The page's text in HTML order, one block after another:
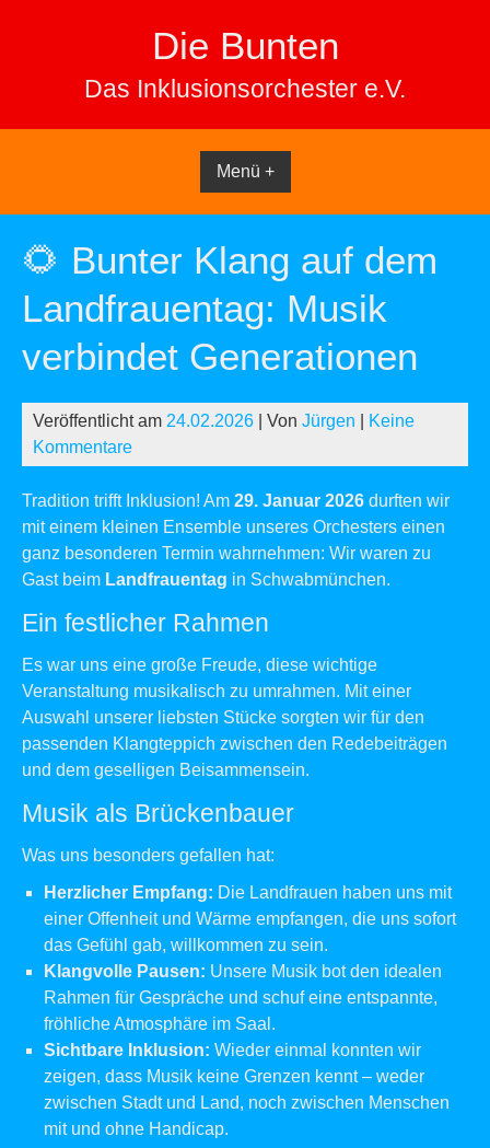
Die Bunten
Das Inklusionsorchester e.V.
Menü +
🌻 Bunter Klang auf dem
Landfrauentag: Musik
verbindet Generationen
Veröffentlicht am 24.02.2026 | Von Jürgen
Keine
Kommentare
Tradition trifft Inklusion! Am 29. Januar 2026 durften wir
mit einem kleinen Ensemble unseres Orchesters einen
ganz besonderen Termin wahrnehmen: Wir waren zu
Gast beim Landfrauentag in Schwabmünchen.
Ein festlicher Rahmen
Es war uns eine große Freude, diese wichtige
Veranstaltung musikalisch zu umrahmen. Mit einer
Auswahl unserer liebsten Stücke sorgten wir für den
passenden Klangteppich zwischen den Redebeiträgen
und dem geselligen Beisammensein.
Musik als Brückenbauer
Was uns besonders gefallen hat:
Herzlicher Empfang: Die Landfrauen haben uns mit
einer Offenheit und Wärme empfangen, die uns sofort
das Gefühl gab, willkommen zu sein.
Klangvolle Pausen: Unsere Musik bot den idealen
Rahmen für Gespräche und schuf eine entspannte,
fröhliche Atmosphäre im Saal.
Sichtbare Inklusion: Wieder einmal konnten wir
zeigen, dass Musik keine Grenzen kennt – weder
zwischen Stadt und Land, noch zwischen Menschen
mit und ohne Handicap.